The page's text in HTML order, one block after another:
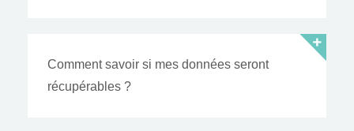
Comment savoir si mes données seront
récupérables ?